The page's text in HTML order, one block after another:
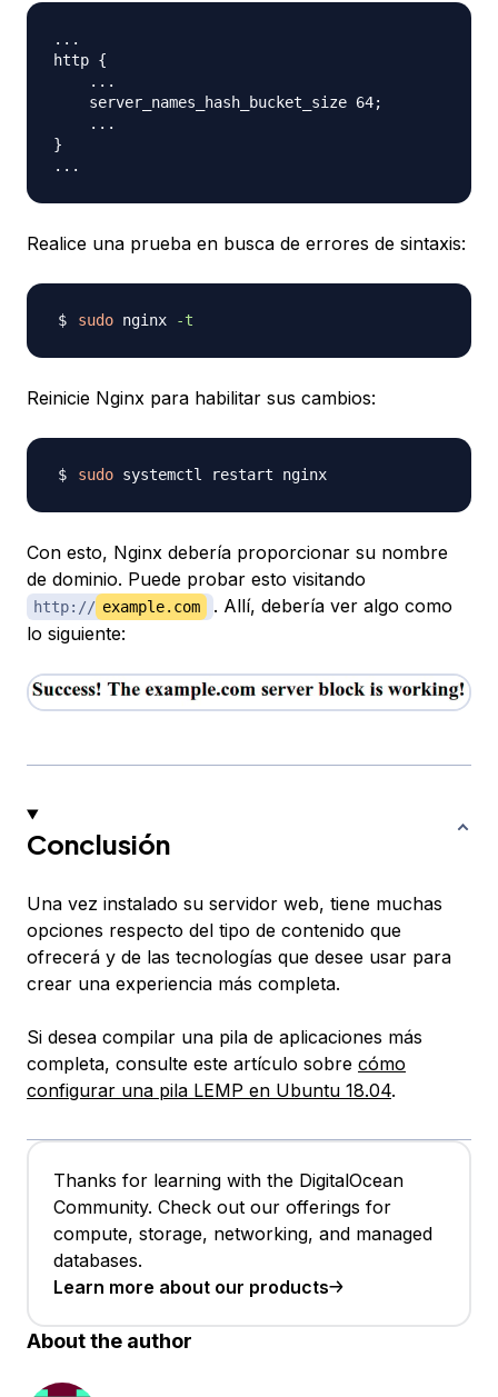
...
http {
    ...
    server_names_hash_bucket_size 64;
    ...
}
Realice una prueba en busca de errores de sintaxis:
sudo nginx -t
Reinicie Nginx para habilitar sus cambios:
sudo
Con esto, Nginx debería proporcionar su nombre
de dominio. Puede probar esto visitando
http:// example.com
. Allí, debería ver algo como
lo siguiente:
Conclusión
Una vez instalado su servidor web, tiene muchas
opciones respecto del tipo de contenido que
ofrecerá y de las tecnologías que desee usar para
crear una experiencia más completa.
Si desea compilar una pila de aplicaciones más
completa, consulte este artículo sobre cómo
configurar una pila LEMP en Ubuntu 18.04.
Thanks for learning with the DigitalOcean
Community. Check out our offerings for
compute, storage, networking, and managed
databases.
Learn more about our products
About the author